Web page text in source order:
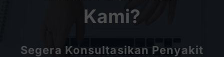
Kami?
Segera Konsultasikan Penyakit